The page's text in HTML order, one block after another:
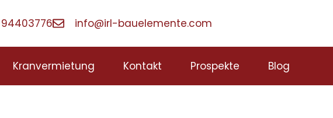
info@irl-bauelemente.com
Kranvermietung Kontakt Prospekte Blog